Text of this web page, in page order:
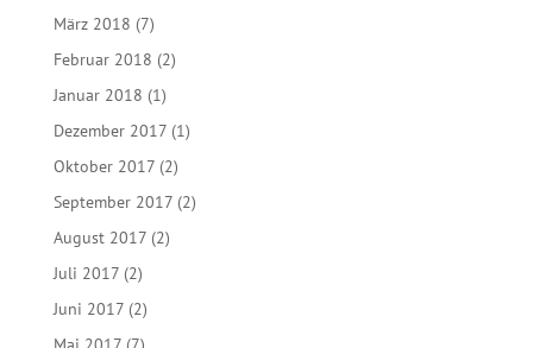
März 2018 (7)
Februar 2018 (2)
Januar 2018 (1)
Dezember 2017(1)
Oktober 2017(2)
September 2017(2)
August 2017(2)
Juli 2017(2)
Juni 2017(2)